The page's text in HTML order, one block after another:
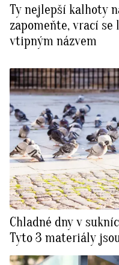
Ty nejlepší kalhoty
zapomeňte, vrací
vtipným názvem
Chladné dny v
Tyto 3 materiály